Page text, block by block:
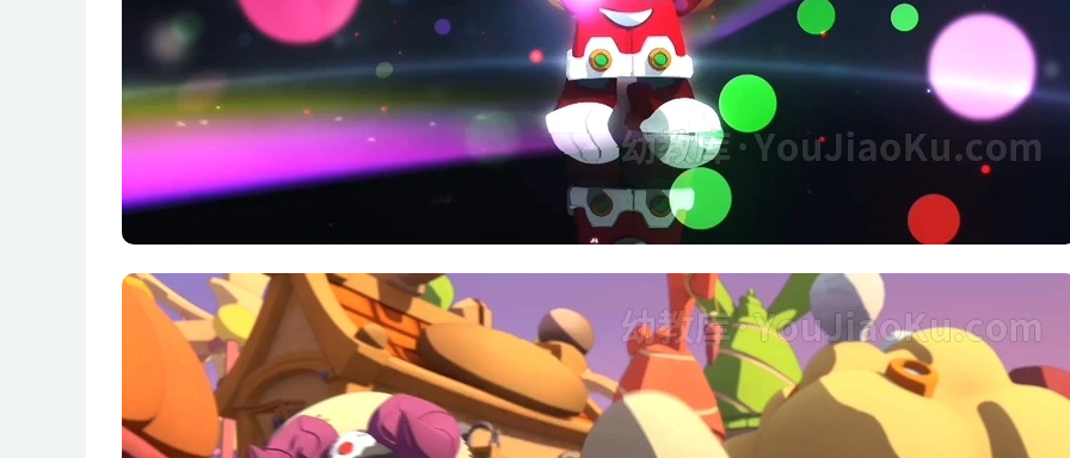
第16集 选秀大赛
第17集 猪市长的计谋
第18集 拯救猪市长
第19集 潮汐岛上
第20集 潮汐岛下
第21集 亲爱的哥哥
第22集 可恶的小偷
第23集 真正的犯人
第24集 神秘大侠
第25集 鹰族密境
第26集 迷香果惹的祸
第27集 闯祸精鹰花花